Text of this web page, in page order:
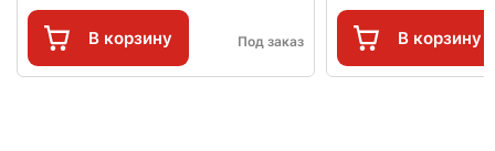
В корзину Под заказ В корзину